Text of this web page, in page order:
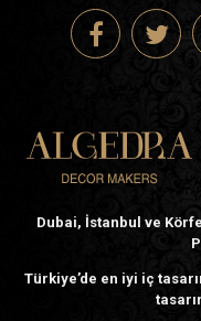
Dubai, İstanbul ve
Türkiye’de en iyi iç